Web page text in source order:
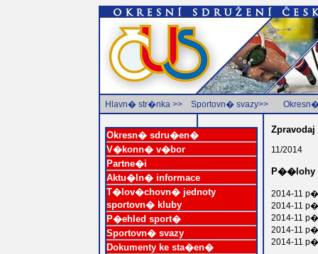
Hlavn� str�nka >> Sportovn� svazy>>
Okresn� sdru�en�
V�konn� v�bor
Partne�i
Aktu�ln� informace
T�lov�chovn� jednoty
sportovn� kluby
P�ehled sport�
Sportovn� svazy
Dokumenty ke sta�en�
Zpravodaj
11/2014
P��lohy
2014-11
2014-11
2014-11
2014-11
2014-11